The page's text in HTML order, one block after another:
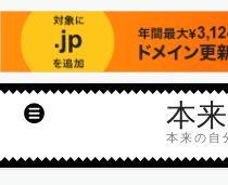
本
本来の自